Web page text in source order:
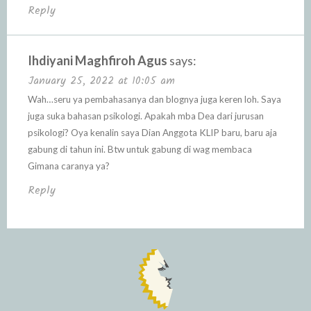
Reply
Ihdiyani Maghfiroh Agus says:
January 25, 2022 at 10:05 am
Wah…seru ya pembahasanya dan blognya juga keren loh. Saya
juga suka bahasan psikologi. Apakah mba Dea dari jurusan
psikologi? Oya kenalin saya Dian Anggota KLIP baru, baru aja
gabung di tahun ini. Btw untuk gabung di wag membaca
Gimana caranya ya?
Reply